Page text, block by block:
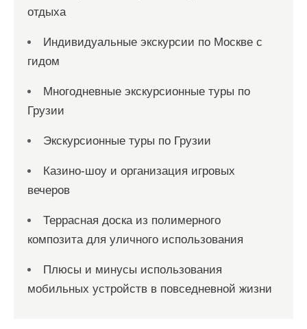
отдыха
Индивидуальные экскурсии по Москве с
гидом
Многодневные экскурсионные туры по
Грузии
Экскурсионные туры по Грузии
Казино-шоу и организация игровых
вечеров
Террасная доска из полимерного
композита для уличного использования
Плюсы и минусы использования
мобильных устройств в повседневной жизни